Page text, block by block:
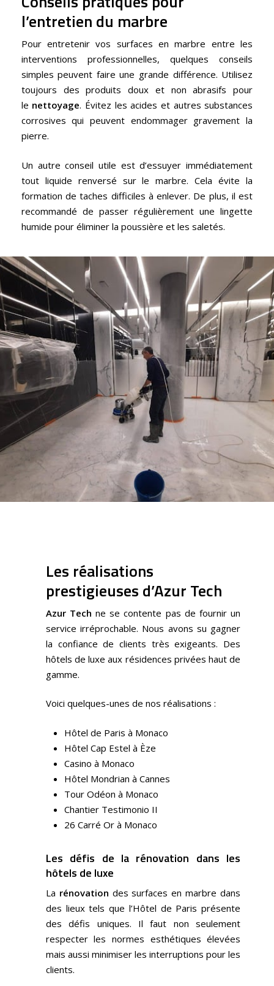
l’entretien du marbre
Pour entretenir vos surfaces en marbre entre les
interventions professionnelles, quelques conseils
simples peuvent faire une grande différence. Utilisez
toujours des produits doux et non abrasifs pour
le nettoyage. Évitez les acides et autres substances
corrosives qui peuvent endommager gravement la
pierre.
Un autre conseil utile est d’essuyer immédiatement
tout liquide renversé sur le marbre. Cela évite la
formation de taches difficiles à enlever. De plus, il est
recommandé de passer régulièrement une lingette
humide pour éliminer la poussière et les saletés.
Les réalisations
prestigieuses d’Azur Tech
Azur Tech ne se contente pas de fournir un
service irréprochable. Nous avons su gagner
la confiance de clients très exigeants. Des
hôtels de luxe aux résidences privées haut de
gamme.
Voici quelques-unes de nos réalisations :
Hôtel de Paris à Monaco
Hôtel Cap Estel à Èze
Casino à Monaco
Hôtel Mondrian à Cannes
Tour Odéon à Monaco
Chantier Testimonio II
26 Carré Or à Monaco
Les défis de la rénovation dans les
hôtels de luxe
La rénovation des surfaces en marbre dans
des lieux tels que l’Hôtel de Paris présente
des défis uniques. Il faut non seulement
respecter les normes esthétiques élevées
mais aussi minimiser les interruptions pour les
clients.